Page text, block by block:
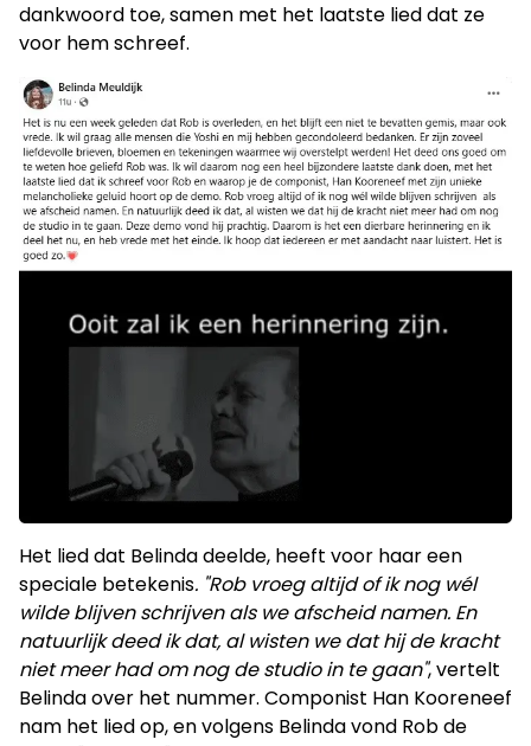
dankwoord toe, samen met het laatste lied dat ze
voor hem schreef.
Het lied dat Belinda deelde, heeft voor haar een
speciale betekenis. "Rob vroeg altijd of ik nog wél
wilde blijven schrijven als we afscheid namen. En
natuurlijk deed ik dat, al wisten we dat hij de kracht
niet meer had om nog de studio in te gaan", vertelt
Belinda over het nummer. Componist Han Kooreneef
nam het lied op, en volgens Belinda vond Rob de